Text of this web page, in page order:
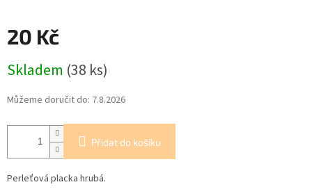
20 Kč
cena:
Skladem (38 ks)
Můžeme doručit do: 7.8.2026
Přidat do košíku
Perleťová placka hrubá.